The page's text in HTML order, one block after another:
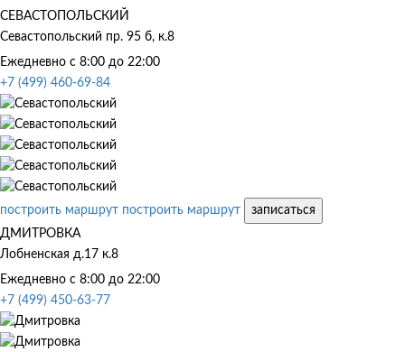
СЕВАСТОПОЛЬСКИЙ
Севастопольский пр. 95 б, к.8
Ежедневно с 8:00 до 22:00
+7 (499) 460-69-84
построить маршрут построить маршрут
записаться
ДМИТРОВКА
Лобненская д.17 к.8
Ежедневно с 8:00 до 22:00
+7 (499) 450-63-77